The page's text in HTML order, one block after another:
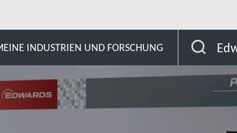
INDUSTRIEN UND FORSCHUNG